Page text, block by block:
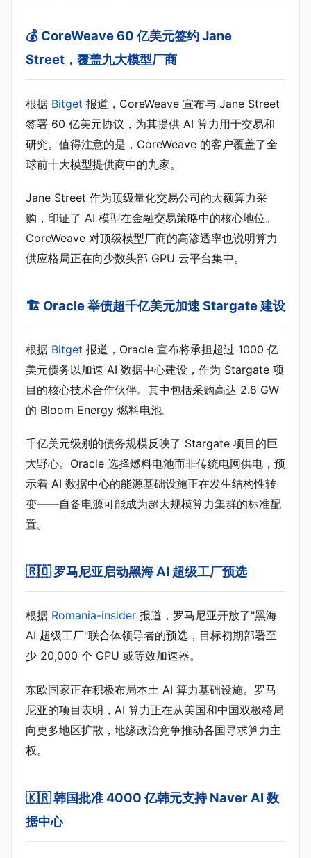
💰 CoreWeave 60 亿美元签约 Jane
Street，覆盖九大模型厂商
根据 Bitget 报道，CoreWeave 宣布与 Jane Street
签署 60 亿美元协议，为其提供 AI 算力用于交易和
研究。值得注意的是，CoreWeave 的客户覆盖了全
球前十大模型提供商中的九家。
Jane Street 作为顶级量化交易公司的大额算力采
购，印证了 AI 模型在金融交易策略中的核心地位。
CoreWeave 对顶级模型厂商的高渗透率也说明算力
供应格局正在向少数头部 GPU 云平台集中。
🏗️ Oracle 举债超千亿美元加速 Stargate 建设
根据 Bitget 报道，Oracle 宣布将承担超过 1000 亿
美元债务以加速 AI 数据中心建设，作为 Stargate 项
目的核心技术合作伙伴。其中包括采购高达 2.8 GW
的 Bloom Energy 燃料电池。
千亿美元级别的债务规模反映了 Stargate 项目的巨
大野心。Oracle 选择燃料电池而非传统电网供电，预
示着 AI 数据中心的能源基础设施正在发生结构性转
变——自备电源可能成为超大规模算力集群的标准配
置。
🇷🇴 罗马尼亚启动黑海 AI 超级工厂预选
根据 Romania-insider 报道，罗马尼亚开放了"黑海
AI 超级工厂"联合体领导者的预选，目标初期部署至
少 20,000 个 GPU 或等效加速器。
东欧国家正在积极布局本土 AI 算力基础设施。罗马
尼亚的项目表明，AI 算力正在从美国和中国双极格局
向更多地区扩散，地缘政治竞争推动各国寻求算力主
权。
🇰🇷 韩国批准 4000 亿韩元支持 Naver AI 数
据中心